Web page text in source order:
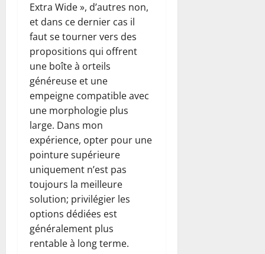
Extra Wide », d’autres non,
et dans ce dernier cas il
faut se tourner vers des
propositions qui offrent
une boîte à orteils
généreuse et une
empeigne compatible avec
une morphologie plus
large. Dans mon
expérience, opter pour une
pointure supérieure
uniquement n’est pas
toujours la meilleure
solution; privilégier les
options dédiées est
généralement plus
rentable à long terme.